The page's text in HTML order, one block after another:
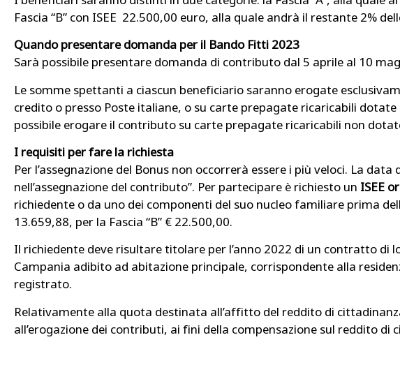
Fascia “B” con ISEE 22.500,00 euro, alla quale andrà il restante 2%
Quando presentare domanda per il Bando Fitti 2023
Sarà possibile presentare domanda di contributo dal 5 aprile al 10
Le somme spettanti a ciascun beneficiario saranno erogate
credito o presso Poste italiane, o su carte prepagate ricaricabili
possibile erogare il contributo su carte prepagate ricaricabili non
I requisiti per fare la richiesta
Per l’assegnazione del Bonus non occorrerà essere i più veloci. La
nell’assegnazione del contributo”. Per partecipare è richiesto un ISEE
richiedente o da uno dei componenti del suo nucleo familiare prima
13.659,88, per la Fascia “B” € 22.500,00.
Il richiedente deve risultare titolare per l’anno 2022 di un contratto
Campania adibito ad abitazione principale, corrispondente alla
registrato.
Relativamente alla quota destinata all’affitto del reddito di
all’erogazione dei contributi, ai fini della compensazione sul reddito